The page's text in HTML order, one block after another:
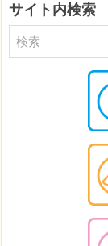
サイト内検索